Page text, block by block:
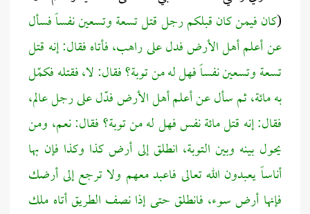
(كان فيمن كان قبلكم رجل قتل تسعة وتسعين نفساً فسأل
عن أعلم أهل الأرض فدل على راهب، فأتاه فقال: إنه قتل
تسعة وتسعين نفساً فهل له من توبة؟ فقال: لا، فقتله فكمّل
به مائة، ثم سأل عن أعلم أهل الأرض فدّل على رجل عالم،
فقال: إنه قتل مائة نفس فهل له من توبة؟ فقال:نعم، ومن
يحول بينه وبين التوبة، انطلق إلى أرض كذا وكذا فإن بها
أناساً يعبدون الله تعالى فاعبد معهم ولا ترجع إلى أرضك
فإنها أرض سوء، فانطلق حتى إذا نصف الطريق أتاه ملك